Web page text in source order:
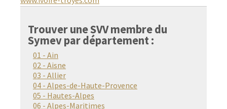
Trouver une SVV membre du
Symev par département :
01 - Ain
02 - Aisne
03 - Allier
04 - Alpes-de-Haute-Provence
05 - Hautes-Alpes
06 - Alpes-Maritimes